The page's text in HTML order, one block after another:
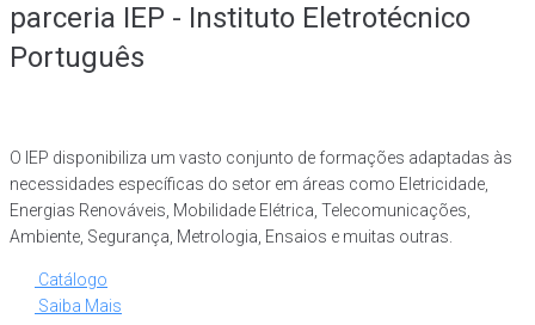
parceria IEP - Instituto Eletrotécnico
Português
O IEP disponibiliza um vasto conjunto de formações adaptadas às
necessidades específicas do setor em áreas como Eletricidade,
Energias Renováveis, Mobilidade Elétrica, Telecomunicações,
Ambiente, Segurança, Metrologia, Ensaios e muitas outras.
Catálogo
Saiba Mais